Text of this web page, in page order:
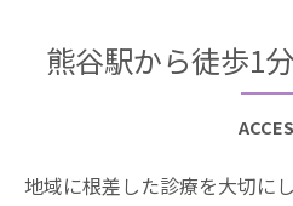
熊谷駅から徒歩1
地域に根差した診療を大切に